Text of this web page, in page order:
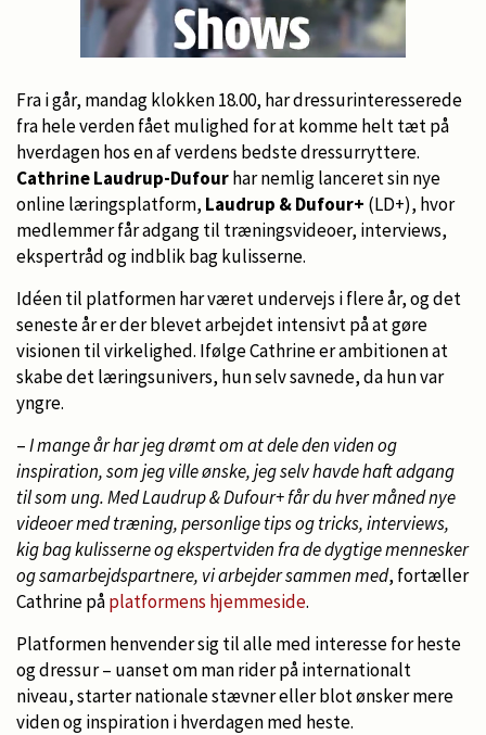
Fra i går, mandag klokken 18.00, har dressurinteresserede
fra hele verden fået mulighed for at komme helt tæt på
hverdagen hos en af verdens bedste dressurryttere.
Cathrine Laudrup-Dufourhar nemlig lanceret sin nye
online læringsplatform, Laudrup & Dufour+ (LD+), hvor
medlemmer får adgang til træningsvideoer, interviews,
ekspertråd og indblik bag kulisserne.
Idéen til platformen har været undervejs i flere år, og det
seneste år er der blevet arbejdet intensivt på at gøre
visionen til virkelighed. Ifølge Cathrine er ambitionen at
skabe det læringsunivers, hun selv savnede, da hun var
yngre.
–I mange år har jeg drømt om at dele den viden og
inspiration, som jeg ville ønske, jeg selv havde haft adgang
til som ung. Med Laudrup & Dufour+ får du hver måned nye
videoer med træning, personlige tips og tricks, interviews,
kig bag kulisserne og ekspertviden fra de dygtige mennesker
og samarbejdspartnere, vi arbejder sammen med, fortæller
Cathrine påplatformens hjemmeside.
Platformen henvender sig til alle med interesse for heste
og dressur – uanset om man rider på internationalt
niveau, starter nationale stævner eller blot ønsker mere
viden og inspiration i hverdagen med heste.